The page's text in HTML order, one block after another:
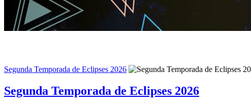
Segunda Temporada de Eclipses 2026
Segunda Temporada de Eclipses 2026